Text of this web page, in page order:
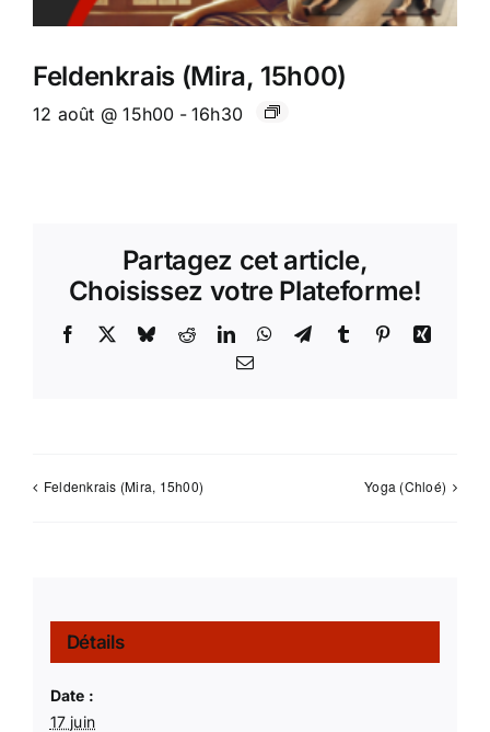
Feldenkrais (Mira, 15h00)
12 août @ 15h00 - 16h30
Partagez cet article,
Choisissez votre Plateforme!
Facebook BlueskyRedditLinkedInWhatsApp
TelegramTumblr PinterestXing
Email
Feldenkrais (Mira, 15h00) Yoga (Chloé)
Détails
Date :
17 juin